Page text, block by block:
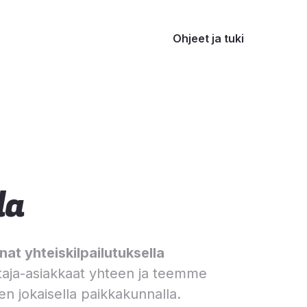
Ohjeet ja tuki
yhteiskilpailutuksella
asiakkaat yhteen ja teemme
jokaisella paikkakunnalla.